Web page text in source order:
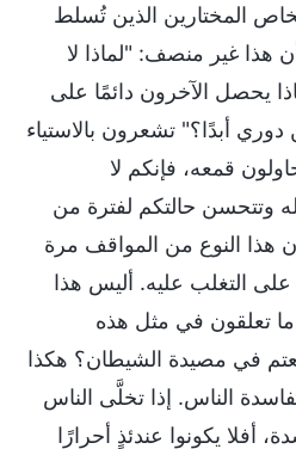
المختارين الذين تُسلط
هذا غير منصف: "لماذا لا
يحصل الآخرون دائمًا على
دوري أبدًا؟" تشعرون بالاستياء
قمعه، فإنكم لا
وتتحسن حالتكم لفترة من
هذا النوع من المواقف مرة
التغلب عليه. أليس هذا
تعلقون في مثل هذه
في مصيدة الشيطان؟ هكذا
الناس. إذا تخلَّى الناس
أفلا يكونوا عندئذٍ أحرارًا